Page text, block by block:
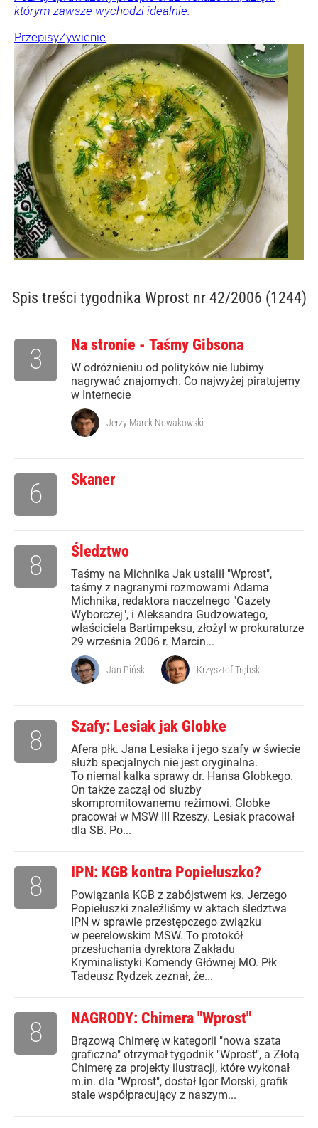
którym zawsze wychodzi idealnie.
PrzepisyŻywienie
Spis treści tygodnika Wprost nr 42/2006 (1244)
Na stronie - Taśmy Gibsona
W odróżnieniu od polityków nie lubimy
nagrywać znajomych. Co najwyżej piratujemy
w Internecie
3
Jerzy Marek Nowakowski
Skaner
6
Śledztwo
Taśmy na Michnika Jak ustalił "Wprost",
taśmy z nagranymi rozmowami Adama
Michnika, redaktora naczelnego "Gazety
Wyborczej", i Aleksandra Gudzowatego,
właściciela Bartimpeksu, złożył w prokuraturze
29 września 2006 r. Marcin...
8
Jan Piński Krzysztof Trębski
Szafy: Lesiak jak Globke
Afera płk. Jana Lesiaka i jego szafy w świecie
służb specjalnych nie jest oryginalna.
To niemal kalka sprawy dr. Hansa Globkego.
On także zaczął od służby
skompromitowanemu reżimowi. Globke
pracował w MSW III Rzeszy. Lesiak pracował
dla SB. Po...
8
IPN: KGB kontra Popiełuszko?
Powiązania KGB z zabójstwem ks. Jerzego
Popiełuszki znaleźliśmy w aktach śledztwa
IPN w sprawie przestępczego związku
w peerelowskim MSW. To protokół
przesłuchania dyrektora Zakładu
Kryminalistyki Komendy Głównej MO. Płk
Tadeusz Rydzek zeznał, że...
8
NAGRODY: Chimera "Wprost"
Brązową Chimerę w kategorii "nowa szata
graficzna" otrzymał tygodnik "Wprost", a Złotą
Chimerę za projekty ilustracji, które wykonał
m.in. dla "Wprost", dostał Igor Morski, grafik
stale współpracujący z naszym...
8